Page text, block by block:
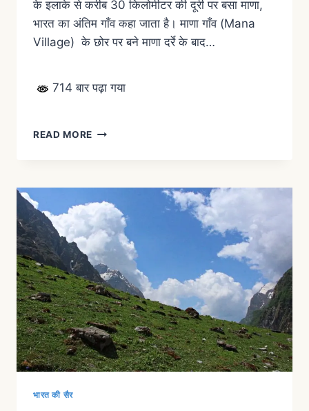
के इलाके से करीब 30 किलोमीटर की दूरी पर बसा माणा,
भारत का अंतिम गाँव कहा जाता है। माणा गाँव (Mana
Village) के छोर पर बने माणा दर्रे के बाद…
714 बार पढ़ा गया
READ MORE
भारत की सैर